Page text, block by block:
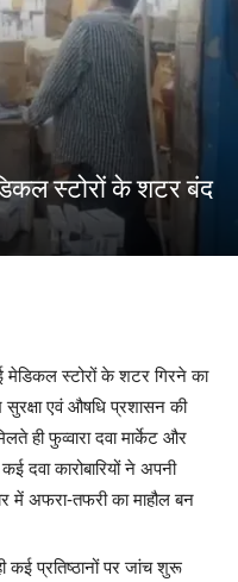
स्टोरों के शटर बंद
मेडिकल स्टोरों के शटर गिरने का
सुरक्षा एवं औषधि प्रशासन की
ही फुव्वारा दवा मार्केट और
दवा कारोबारियों ने अपनी
में अफरा-तफरी का माहौल बन
कई प्रतिष्ठानों पर जांच शुरू